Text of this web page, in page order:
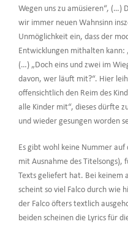
Wegen uns zu amüsieren“, (…)
wir immer neuen Wahnsinn
Unmöglichkeit ein, dass der
Entwicklungen mithalten kann:
(…) „Doch eins und zwei im
davon, wer läuft mit?“. Hier
offensichtlich den Reim des
alle Kinder mit“, dieses dürfte
und wieder gesungen worden
Es gibt wohl keine Nummer auf
mit Ausnahme des Titelsongs),
Texts geliefert hat. Bei keinem
scheint so viel Falco durch wie
der Falco öfters textlich
beiden scheinen die Lyrics für